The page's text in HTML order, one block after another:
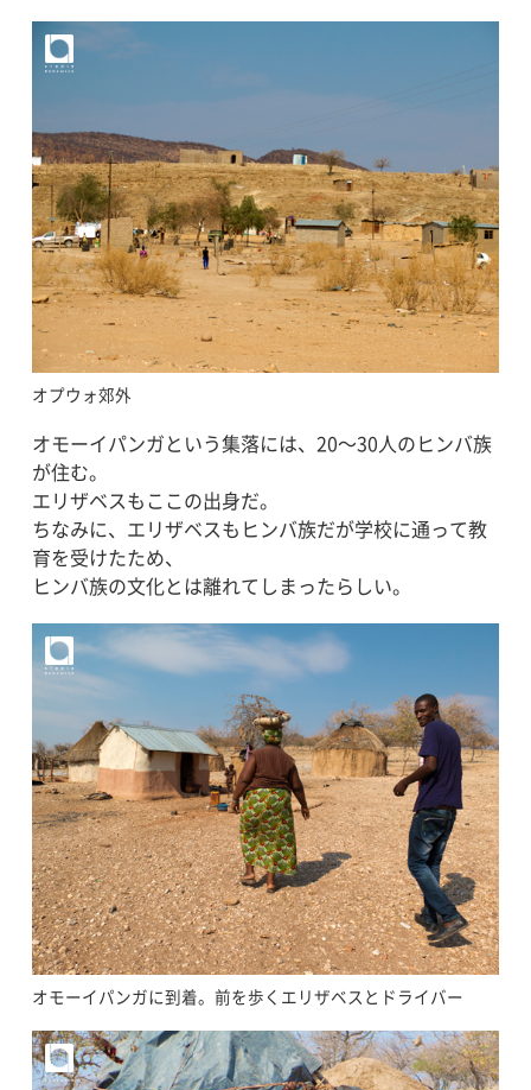
オプウォ郊外
オモーイパンガという集落には、20〜30人のヒンバ族
が住む。
エリザベスもここの出身だ。
ちなみに、エリザベスもヒンバ族だが学校に通って教
育を受けたため、
ヒンバ族の文化とは離れてしまったらしい。
オモーイパンガに到着。前を歩くエリザベスとドライバー